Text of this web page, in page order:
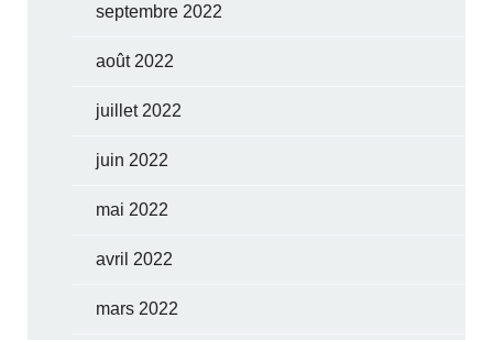
septembre 2022
août 2022
juillet 2022
juin 2022
mai 2022
avril 2022
mars 2022